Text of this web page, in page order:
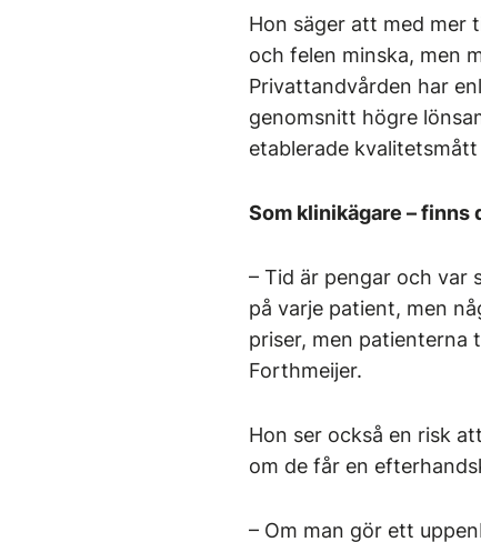
Hon säger att med mer
och felen minska, men
Privattandvården har
genomsnitt högre
etablerade
Som klinikägare – finns
– Tid är pengar och var
på varje patient, men
priser, men patienterna
Forthmeijer.
Hon ser också en risk
om de får en
– Om man gör ett